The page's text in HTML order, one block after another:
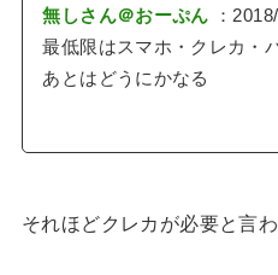
無しさん＠おーぷん ：
最低限はスマホ・クレカ・
あとはどうにかなる
それほどクレカが必要と言